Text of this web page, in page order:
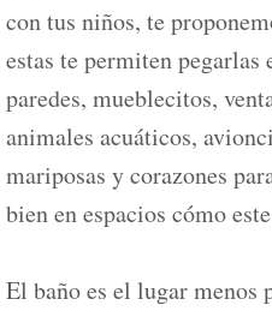
con tus niños, te
estas te permiten
paredes, mueblecitos,
animales acuáticos,
mariposas y corazones
bien en espacios cómo
El baño es el lugar menos